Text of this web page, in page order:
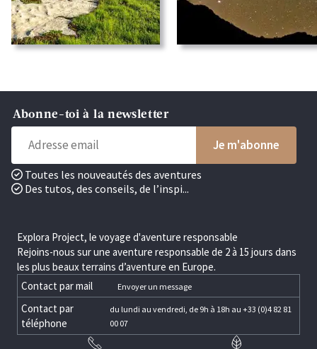
Abonne-toi à la newsletter
Toutes les nouveautés des aventures
Des tutos, des conseils, de l’inspi...
Explora Project, le voyage d'aventure responsable
Rejoins-nous sur une aventure responsable de 2 à 15 jours dans
les plus beaux terrains d’aventure en Europe.
Contact par mail
Envoyer un message
Contact par
téléphone
du lundi au vendredi, de 9h à 18h au +33 (0)4 82 81
00 07